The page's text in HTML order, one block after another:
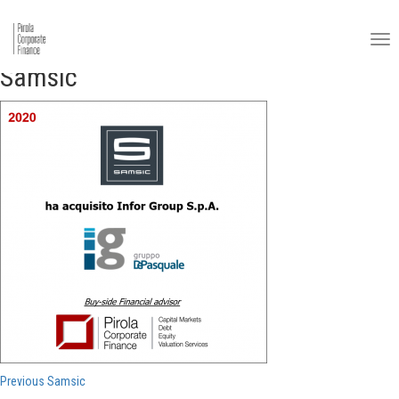
Samsic
Navigazione
Previous Previous
Samsic